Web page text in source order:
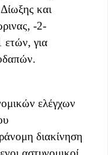
και
-2-
ετών, για
ελέγχων
διακίνηση